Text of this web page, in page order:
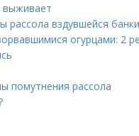
выживает
рассола вздувшейся
огурцами: 2
помутнения рассола